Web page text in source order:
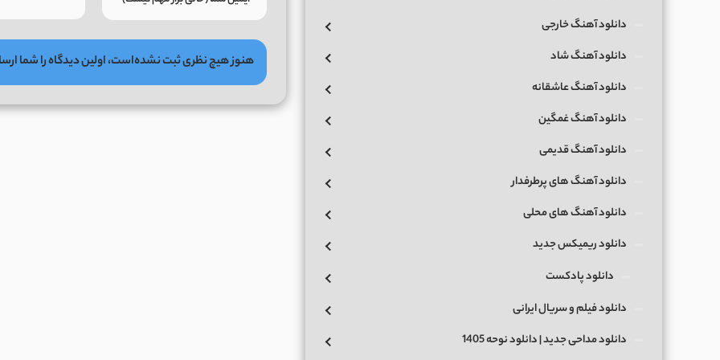
هنوز هیچ نظری ثبت نشده‌است، اولین دیدگاه را شما
دانلود آهنگ خارجی
دانلود آهنگ شاد
دانلود آهنگ عاشقانه
دانلود آهنگ غمگین
دانلود آهنگ قدیمی
دانلود آهنگ های پرطرفدار
دانلود آهنگ های محلی
دانلود ریمیکس جدید
دانلود پادکست
دانلود فیلم و سریال ایرانی
دانلود مداحی جدید | دانلود نوحه 1405